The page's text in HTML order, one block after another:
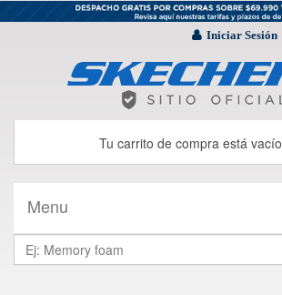
Iniciar Sesión
Tu carrito de compra está vacío
Menu